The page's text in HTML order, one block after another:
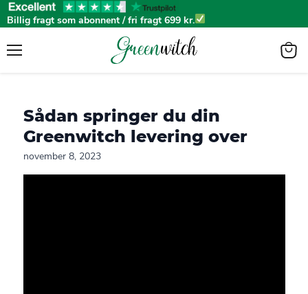
Billig fragt som abonnent / fri fragt 699 kr.
Sådan springer du din
Greenwitch levering over
november 8, 2023